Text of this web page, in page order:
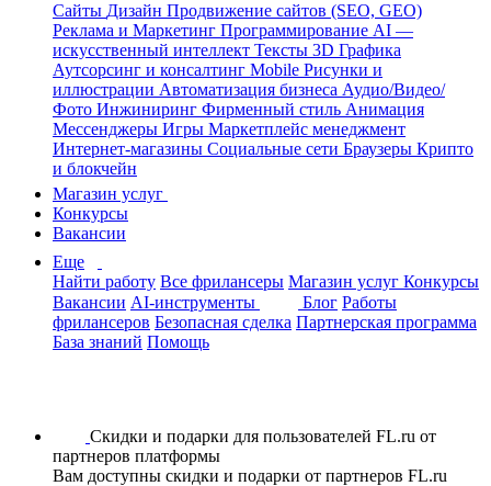
Сайты Дизайн Продвижение сайтов (SEO, GEO)
Реклама и Маркетинг Программирование AI —
искусственный интеллект Тексты 3D Графика
Аутсорсинг и консалтинг Mobile Рисунки и
иллюстрации Автоматизация бизнеса Аудио/Видео/
Фото Инжиниринг Фирменный стиль Анимация
Мессенджеры Игры Маркетплейс менеджмент
Интернет-магазины Социальные сети Браузеры Крипто
и блокчейн
Магазин услуг
Конкурсы
Вакансии
Еще
Найти работу Все фрилансеры Магазин услуг Конкурсы
Вакансии AI-инструменты Блог Работы
фрилансеров Безопасная сделка Партнерская программа
База знаний Помощь
Скидки и подарки для пользователей FL.ru от
партнеров платформы
Вам доступны скидки и подарки от партнеров FL.ru